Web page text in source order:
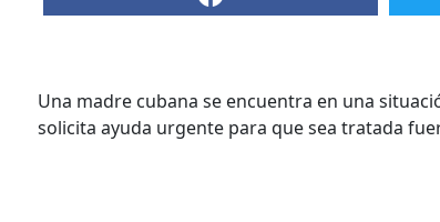
Una madre cubana se encuentra en una
solicita ayuda urgente para que sea tratada